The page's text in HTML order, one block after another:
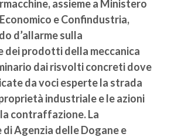
assieme a Ministero
e Confindustria,
d’allarme sulla
prodotti della meccanica
dai risvolti concreti dove
da voci esperte la strada
industriale e le azioni
contraffazione. La
Agenzia delle Dogane e